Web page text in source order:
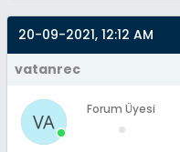
20-09-2021, 12:12 AM
vatanrec
Forum Üyesi